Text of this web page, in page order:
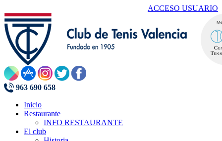
ACCESO USUARIO
963 690 658
Inicio
Restaurante
INFO RESTAURANTE
El club